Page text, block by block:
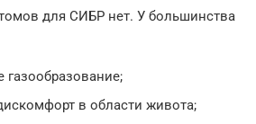
для СИБР нет. У большинства
в области живота;